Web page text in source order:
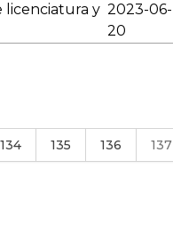
licenciatura y 2023-06-
20
134 135 136 137